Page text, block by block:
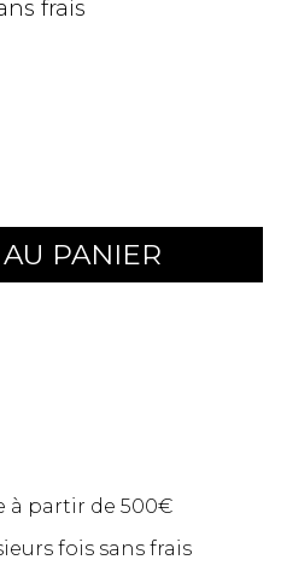
frais
PANIER
à partir de 500€
fois sans frais